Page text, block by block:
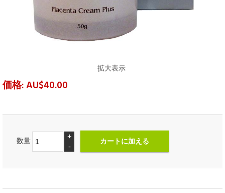
拡大表示
価格: AU$40.00
数量
+
-